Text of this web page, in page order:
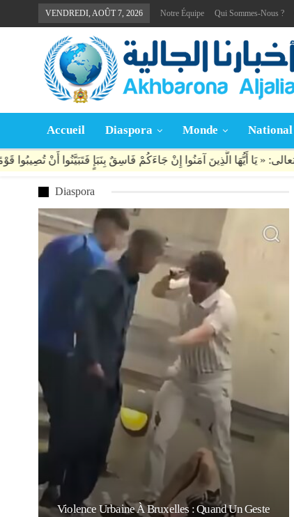
VENDREDI, AOÛT 7, 2026 Notre Équipe Qui Sommes-Nous ?
Accueil Diaspora Monde National
Diaspora
Violence Urbaine À Bruxelles : Quand Un Geste